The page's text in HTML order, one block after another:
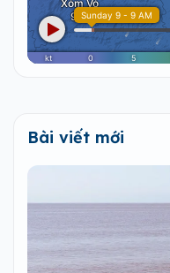
Bài viết mới